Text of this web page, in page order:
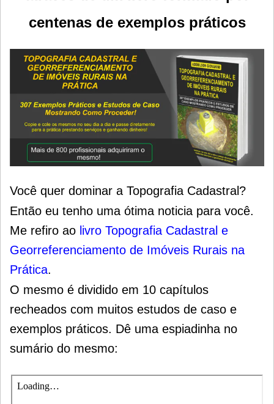
centenas de exemplos práticos
Você quer dominar a Topografia Cadastral?
Então eu tenho uma ótima noticia para você.
Me refiro ao livro Topografia Cadastral e
Georreferenciamento de Imóveis Rurais na
Prática.
O mesmo é dividido em 10 capítulos
recheados com muitos estudos de caso e
exemplos práticos. Dê uma espiadinha no
sumário do mesmo: